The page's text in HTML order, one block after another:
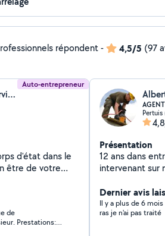
répondent- 4,5/5 (97
Auto-entrepreneur
Ange Laurent (Maison Service)
d'état dans le
être de votre
et soigné.
Prestations:
Pertuis
Présentation
12 ans dans
intervenant sur
Dernier avis
Il y a plus de 6 mois
ras je n'ai pas traité